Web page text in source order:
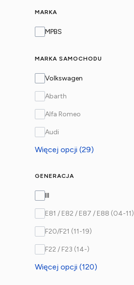
MARKA
Marka
MPBS
MARKA SAMOCHODU
Marka samochodu
Volkswagen
Abarth
Alfa Romeo
Audi
Więcej opcji (29)
GENERACJA
Generacja
III
E81 / E82 / E87 / E88 (04-11)
F20/F21 (11-19)
F22 / F23 (14-)
Więcej opcji (120)